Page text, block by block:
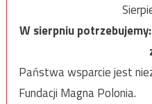
W sierpniu potrzebujemy:
Państwa wsparcie jest
Fundacji Magna Polonia.